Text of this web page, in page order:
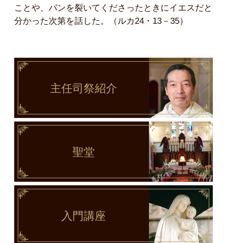
ことや、パンを裂いてくださったときにイエスだと
分かった次第を話した。（ルカ24・13－35）
主任司祭紹介
聖堂
入門講座